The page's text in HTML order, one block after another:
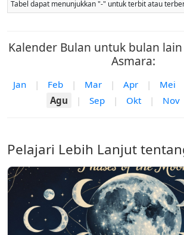
Tabel dapat menunjukkan "-" untuk terbit atau
Kalender Bulan untuk bulan
Asmara:
Jan | Feb | Mar | Apr | Mei
Agu
| Sep | Okt | Nov
Pelajari Lebih Lanjut